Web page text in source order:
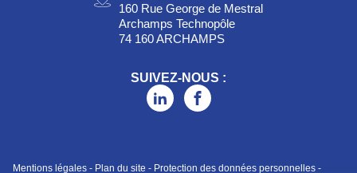
160 Rue George de Mestral
Archamps Technopôle
74 160 ARCHAMPS
SUIVEZ-NOUS :
Mentions légales - Plan du site - Protection des données personnelles -